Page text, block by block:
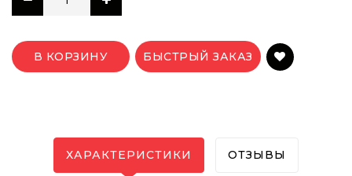
В КОРЗИНУ БЫСТРЫЙ ЗАКАЗ
ХАРАКТЕРИСТИКИ ОТЗЫВЫ